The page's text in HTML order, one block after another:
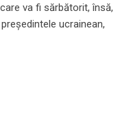
va fi sărbătorit, însă,
ucrainean,